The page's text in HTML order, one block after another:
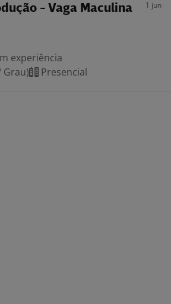
- Vaga Maculina 1 jun
experiência
Grau)
Presencial